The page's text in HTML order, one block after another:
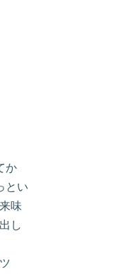
か
とい
味
し